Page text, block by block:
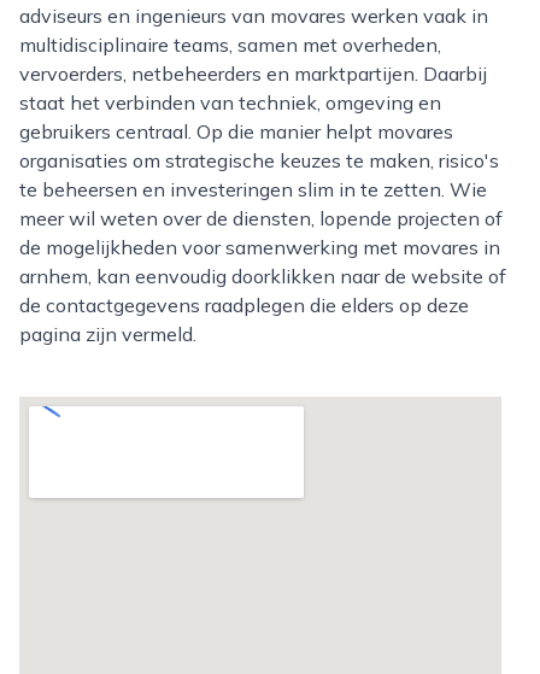
adviseurs en ingenieurs van movares werken vaak in
multidisciplinaire teams, samen met overheden,
vervoerders, netbeheerders en marktpartijen. Daarbij
staat het verbinden van techniek, omgeving en
gebruikers centraal. Op die manier helpt movares
organisaties om strategische keuzes te maken, risico's
te beheersen en investeringen slim in te zetten. Wie
meer wil weten over de diensten, lopende projecten of
de mogelijkheden voor samenwerking met movares in
arnhem, kan eenvoudig doorklikken naar de website of
de contactgegevens raadplegen die elders op deze
pagina zijn vermeld.